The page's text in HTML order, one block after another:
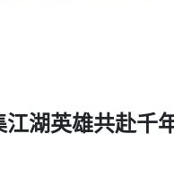
湖英雄共赴千